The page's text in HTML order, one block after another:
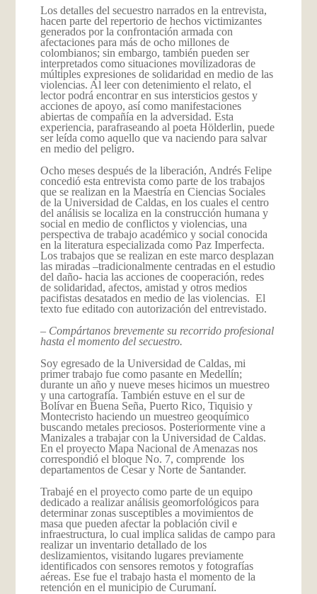
Los detalles del secuestro narrados en la entrevista,
hacen parte del repertorio de hechos victimizantes
generados por la confrontación armada con
afectaciones para más de ocho millones de
colombianos; sin embargo, también pueden ser
interpretados como situaciones movilizadoras de
múltiples expresiones de solidaridad en medio de las
violencias. Al leer con detenimiento el relato, el
lector podrá encontrar en sus intersticios gestos y
acciones de apoyo, así como manifestaciones
abiertas de compañía en la adversidad. Esta
experiencia, parafraseando al poeta Hölderlin, puede
ser leída como aquello que va naciendo para salvar
en medio del peligro.
Ocho meses después de la liberación, Andrés Felipe
concedió esta entrevista como parte de los trabajos
que se realizan en la Maestría en Ciencias Sociales
de la Universidad de Caldas, en los cuales el centro
del análisis se localiza en la construcción humana y
social en medio de conflictos y violencias, una
perspectiva de trabajo académico y social conocida
en la literatura especializada como Paz Imperfecta.
Los trabajos que se realizan en este marco desplazan
las miradas –tradicionalmente centradas en el estudio
del daño- hacia las acciones de cooperación, redes
de solidaridad, afectos, amistad y otros medios
pacifistas desatados en medio de las violencias. El
texto fue editado con autorización del entrevistado.
– Compártanos brevemente su recorrido profesional
hasta el momento del secuestro.
Soy egresado de la Universidad de Caldas, mi
primer trabajo fue como pasante en Medellín;
durante un año y nueve meses hicimos un muestreo
y una cartografía. También estuve en el sur de
Bolívar en Buena Seña, Puerto Rico, Tiquisio y
Montecristo haciendo un muestreo geoquímico
buscando metales preciosos. Posteriormente vine a
Manizales a trabajar con la Universidad de Caldas.
En el proyecto Mapa Nacional de Amenazas nos
correspondió el bloque No. 7, comprende los
departamentos de Cesar y Norte de Santander.
Trabajé en el proyecto como parte de un equipo
dedicado a realizar análisis geomorfológicos para
determinar zonas susceptibles a movimientos de
masa que pueden afectar la población civil e
infraestructura, lo cual implica salidas de campo para
realizar un inventario detallado de los
deslizamientos, visitando lugares previamente
identificados con sensores remotos y fotografías
aéreas. Ese fue el trabajo hasta el momento de la
retención en el municipio de Curumaní.